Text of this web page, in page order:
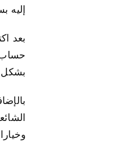
إليه
بشكل